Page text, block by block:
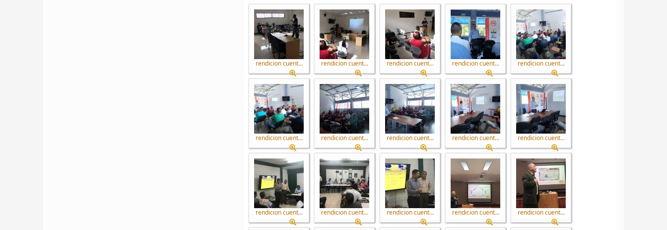
rendicion cuent... rendicion cuent... rendicion cuent... rendicion cuent... rendicion cuent...
rendicion cuent... rendicion cuent... rendicion cuent... rendicion cuent... rendicion cuent...
rendicion cuent... rendicion cuent... rendicion cuent... rendicion cuent... rendicion cuent...